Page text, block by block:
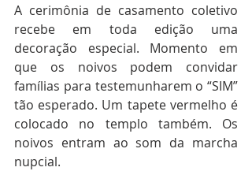
A cerimônia de casamento coletivo
recebe em toda edição uma
decoração especial. Momento em
que os noivos podem convidar
famílias para testemunharem o “SIM”
tão esperado. Um tapete vermelho é
colocado no templo também. Os
noivos entram ao som da marcha
nupcial.